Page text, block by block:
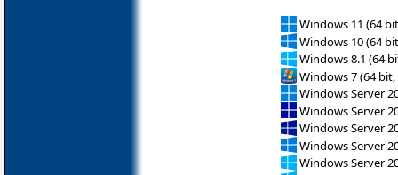
Windows 11 (64
Windows 10 (64
Windows 8.1 (64
Windows 7 (64 bit,
Windows Server
Windows Server
Windows Server
Windows Server
Windows Server